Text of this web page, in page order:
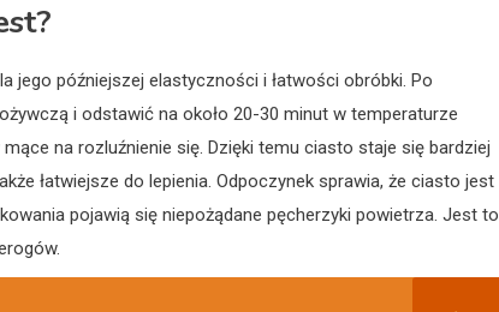
jego późniejszej elastyczności i łatwości obróbki. Po
i odstawić na około 20-30 minut w temperaturze
na rozluźnienie się. Dzięki temu ciasto staje się bardziej
łatwiejsze do lepienia. Odpoczynek sprawia, że ciasto jest
pojawią się niepożądane pęcherzyki powietrza. Jest to